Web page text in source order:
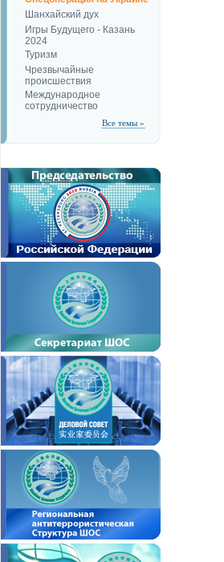
Шанхайский дух
Игры Будущего - Казань
2024
Туризм
Чрезвычайные
происшествия
Международное
сотрудничество
Все темы »